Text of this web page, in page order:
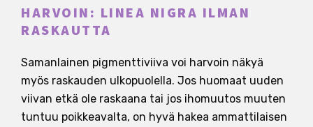
HARVOIN: LINEA NIGRA ILMAN
RASKAUTTA
Samanlainen pigmenttiviiva voi harvoin näkyä
myös raskauden ulkopuolella. Jos huomaat uuden
viivan etkä ole raskaana tai jos ihomuutos muuten
tuntuu poikkeavalta, on hyvä hakea ammattilaisen